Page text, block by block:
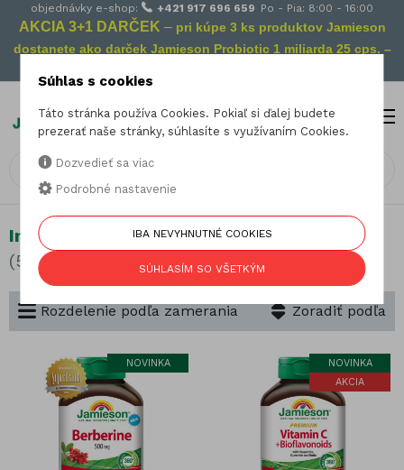
objednávky e-shop: +421 917 696 659 Po - Pia: 8:00 - 16:00
AKCIA 3+1 DARČEK – pri kúpe 3 ks produktov Jamieson
dostanete ako darček Jamieson Probiotic 1 miliarda 25 cps. –
0
Imunita
(59 produktov)
Zoradiť podľa
Rozdelenie podľa zamerania
NOVINKA
NOVINKA
AKCIA
Súhlas s cookies
Táto stránka používa Cookies. Pokiaľ si ďalej budete
prezerať naše stránky, súhlasíte s využívaním Cookies.
Dozvedieť sa viac
Podrobné nastavenie
IBA NEVYHNUTNÉ COOKIES
SÚHLASÍM SO VŠETKÝM